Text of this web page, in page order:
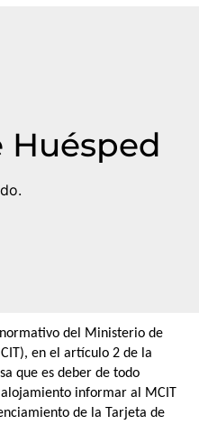
Huésped
del Ministerio de
en el artículo 2 de la
que es deber de todo
informar al MCIT
de la Tarjeta de